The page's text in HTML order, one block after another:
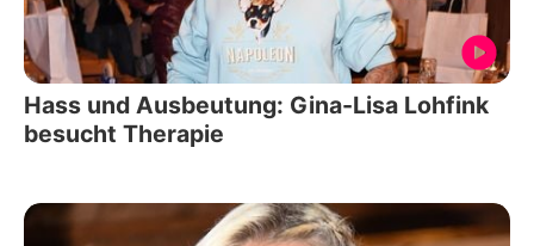
Hass und Ausbeutung: Gina-Lisa Lohfink
besucht Therapie